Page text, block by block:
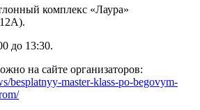
комплекс «Лаура»
до 13:30.
на сайте организаторов:
besplatnyy-master-klass-po-begovym-